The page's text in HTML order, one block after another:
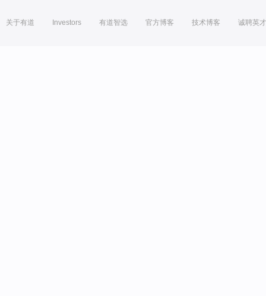
关于有道 Investors 有道智选 官方博客 技术博客 诚聘英才